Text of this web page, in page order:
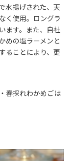
水揚げされた、天
く使用。ロングラ
ます。また、自社
めの塩ラーメンと
ることにより、更
春採れわかめごは